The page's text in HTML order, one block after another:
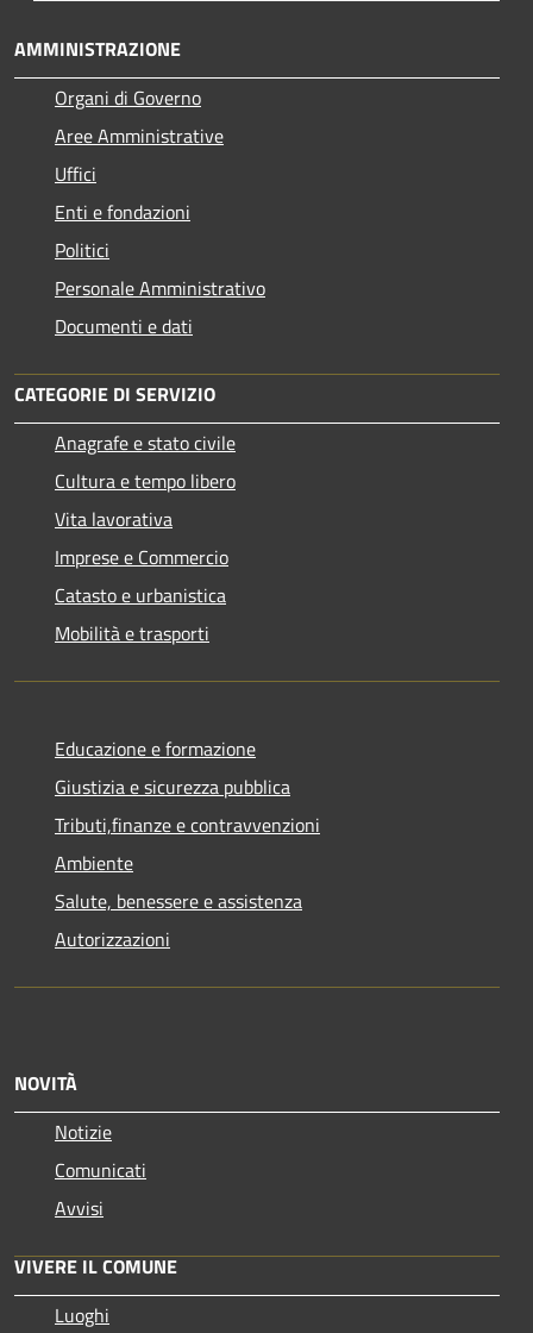
AMMINISTRAZIONE
Organi di Governo
Aree Amministrative
Uffici
Enti e fondazioni
Politici
Personale Amministrativo
Documenti e dati
CATEGORIE DI SERVIZIO
Anagrafe e stato civile
Cultura e tempo libero
Vita lavorativa
Imprese e Commercio
Catasto e urbanistica
Mobilità e trasporti
Educazione e formazione
Giustizia e sicurezza pubblica
Tributi,finanze e contravvenzioni
Ambiente
Salute, benessere e assistenza
Autorizzazioni
NOVITÀ
Notizie
Comunicati
Avvisi
VIVERE IL COMUNE
Luoghi